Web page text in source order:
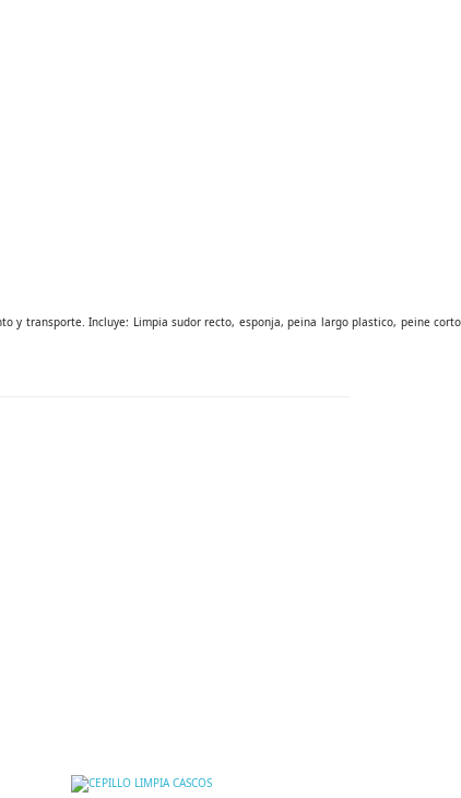
y transporte. Incluye: Limpia sudor recto, esponja, peina largo plastico, peine corto